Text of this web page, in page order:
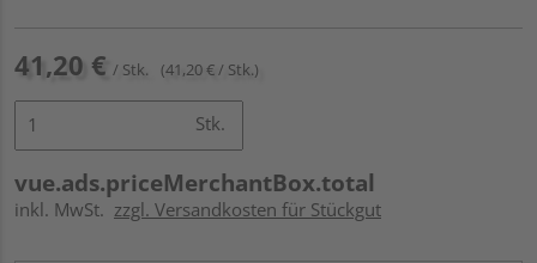
41,20 € / Stk. (41,20 € / Stk.)
Stk.
vue.ads.priceMerchantBox.total
inkl. MwSt. zzgl. Versandkosten für Stückgut